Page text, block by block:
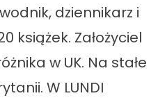
dziennikarz i
książek. Założyciel
w UK. Na stałe
W LUNDI